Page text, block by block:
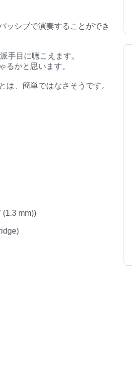
ッシブで演奏することができ
手目に聴こえます。
るかと思います。
は、簡単ではなさそうです。
(1.3 mm))